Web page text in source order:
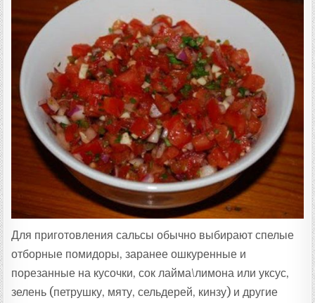
Е
П
Т
А
:
Для приготовления сальсы обычно выбирают спелые
отборные помидоры, заранее ошкуренные и
порезанные на кусочки, сок лайма\лимона или уксус,
зелень (петрушку, мяту, сельдерей, кинзу) и другие